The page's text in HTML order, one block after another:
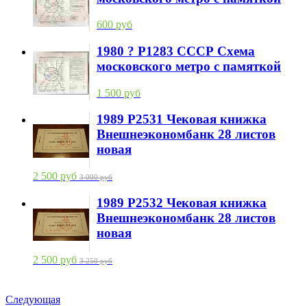
600 руб
1980 ? P1283 СССР Схема
московского метро с памяткой
1 500 руб
1989 P2531 Чековая книжка
Внешнеэкономбанк 28 листов
новая
2 500 руб 3 000 руб
1989 P2532 Чековая книжка
Внешнеэкономбанк 28 листов
новая
2 500 руб 3 250 руб
Следующая